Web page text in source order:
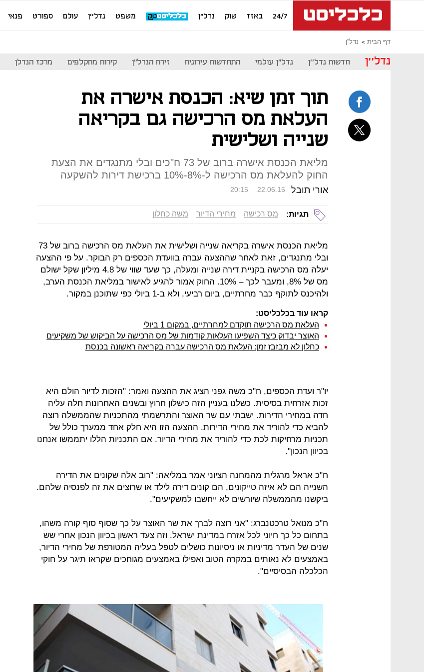
24/7 באזז שוק נדל"ן משפט נדל''ן עולם ספורט פנאי
דף הבית נדל''ן
נדל''ן חדשות נדל''ן נדל"ן עולמי התחדשות עירונית זירת הנדל"ן קירות מתקלפים מרכז הנדלן
תוך זמן שיא: הכנסת אישרה את
העלאת מס הרכישה גם בקריאה
שנייה ושלישית
מליאת הכנסת אישרה ברוב של 73 ח"כים ובלי מתנגדים את הצעת
החוק להעלאת מס הרכישה ל-8%-10% ברכישת דירות להשקעה
אורי תובל 20:15 22.06.15
תגיות: מס רכישה מחירי הדיור משה כחלון
מליאת הכנסת אישרה בקריאה שנייה ושלישית את העלאת מס הרכישה ברוב של 73
ובלי מתנגדים, זאת לאחר שההצעה עברה בוועדת הכספים רק הבוקר. על פי ההצעה
יעלה מס הרכישה בקניית דירה שנייה ומעלה, כך שעד שווי של 4.8 מיליון שקל ישולם
מס של 8%, ומעבר לכך – 10%. החוק אמור להגיע לאישור במליאת הכנסת הערב,
ולהיכנס לתוקף כבר מחרתיים, ביום רביעי, ולא ב-1 ביולי כפי שתוכנן במקור.
קראו עוד בכלכליסט:
העלאת מס הרכישה תוקדם למחרתיים, במקום 1 ביולי
האוצר יבדוק כיצד השפיעו העלאות קודמות של מס הרכישה על הביקוש של משקיעים
כחלון לא מבזבז זמן: העלאת מס הרכישה עברה בקריאה ראשונה בכנסת
יו"ר ועדת הכספים, ח"כ משה גפני הציג את ההצעה ואמר: "הזכות לדיור הולם היא
זכות אזרחית בסיסית. כשלנו בעניין הזה כישלון חרוץ ובשנים האחרונות חלה עליה
חדה במחירי הדירות. ישבתי עם שר האוצר והתרשמתי מהתכניות שהממשלה רוצה
להביא כדי להוריד את מחירי הדירות. ההצעה הזו היא חלק אחד ממערך כולל של
תכניות מרחיקות לכת כדי להוריד את מחירי הדיור. אם התכניות הללו יתממשו אנחנו
בכיוון הנכון".
ח"כ אראל מרגלית מהמחנה הציוני אמר במליאה: "רוב אלה שקונים את הדירה
השנייה הם לא איזה טייקונים, הם קונים דירה לילד או שרוצים את זה לפנסיה שלהם.
ביקשנו מהממשלה שיורשים לא ייחשבו למשקיעים".
ח"כ מנואל טרכטנברג: "אני רוצה לברך את שר האוצר על כך שסוף סוף קורה משהו,
בתחום כל כך חיוני לכל אזרח במדינת ישראל. וזה צעד ראשון בכיוון הנכון אחרי שש
שנים של העדר מדיניות או ניסיונות כושלים לטפל בעליה המטורפת של מחירי הדיור,
באמצעים לא נאותים במקרה הטוב ואפילו באמצעים מגוחכים שקראו תיגר על חוקי
הכלכלה הבסיסיים".